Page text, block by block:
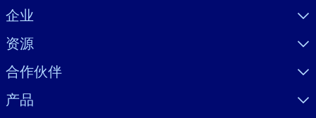
Visually hidden Text
企业
资源
合作伙伴
产品